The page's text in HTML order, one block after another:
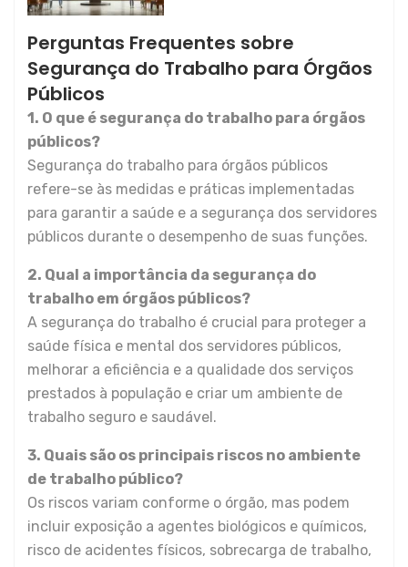
Perguntas Frequentes sobre
Segurança do Trabalho para Órgãos
Públicos
1. O que é segurança do trabalho para órgãos
públicos?
Segurança do trabalho para órgãos públicos
refere-se às medidas e práticas implementadas
para garantir a saúde e a segurança dos servidores
públicos durante o desempenho de suas funções.
2. Qual a importância da segurança do
trabalho em órgãos públicos?
A segurança do trabalho é crucial para proteger a
saúde física e mental dos servidores públicos,
melhorar a eficiência e a qualidade dos serviços
prestados à população e criar um ambiente de
trabalho seguro e saudável.
3. Quais são os principais riscos no ambiente
de trabalho público?
Os riscos variam conforme o órgão, mas podem
incluir exposição a agentes biológicos e químicos,
risco de acidentes físicos, sobrecarga de trabalho,